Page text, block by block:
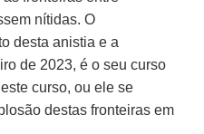
nítidas. O
desta anistia e a
de 2023, é o seu curso
curso, ou ele se
destas fronteiras em